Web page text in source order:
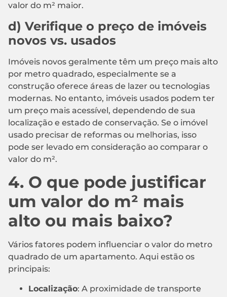
valor do m² maior.
d) Verifique o preço de imóveis
novos vs. usados
Imóveis novos geralmente têm um preço mais alto
por metro quadrado, especialmente se a
construção oferece áreas de lazer ou tecnologias
modernas. No entanto, imóveis usados podem ter
um preço mais acessível, dependendo de sua
localização e estado de conservação. Se o imóvel
usado precisar de reformas ou melhorias, isso
pode ser levado em consideração ao comparar o
valor do m².
4. O que pode justificar
um valor do m² mais
alto ou mais baixo?
Vários fatores podem influenciar o valor do metro
quadrado de um apartamento. Aqui estão os
principais:
Localização: A proximidade de transporte